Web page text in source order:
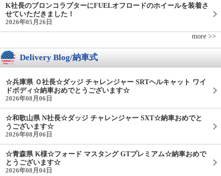
K社長のブロンコラプターにFUELオフロードのホイールを装着さ
せていただきました！
2026年05月26日
more >>
Delivery Blog/納車式
☆兵庫県 Ｏ社長☆ダッジ チャレンジャー SRTヘルキャット ワイ
ドボディ☆納車おめでとうございます☆
2026年08月06日
☆和歌山県 N社長☆ダッジ チャレンジャー SXT☆納車おめでと
うございます☆
2026年08月06日
☆青森県 K様☆フォード マスタング GTプレミアム☆納車おめで
とうございます☆
2026年08月04日